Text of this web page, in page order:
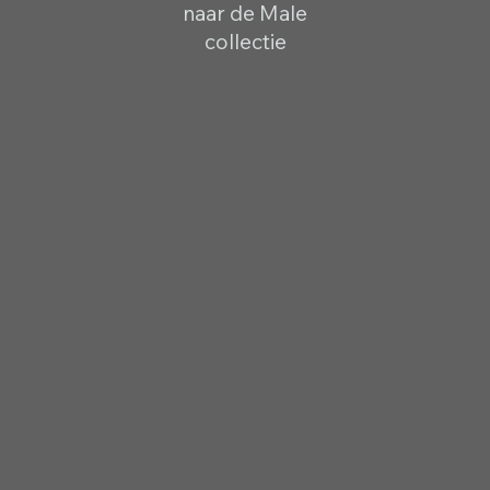
naar de Male
collectie